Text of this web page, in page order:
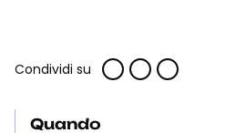
Condividi su
Quando